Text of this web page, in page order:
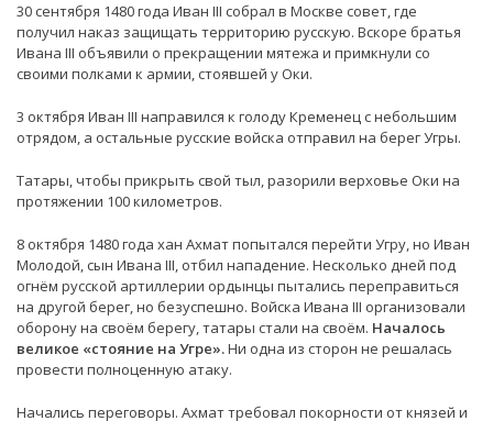
30 сентября 1480 года Иван III собрал в Москве совет, где
получил наказ защищать территорию русскую. Вскоре братья
Ивана III объявили о прекращении мятежа и примкнули со
своими полками к армии, стоявшей у Оки.
3 октября Иван III направился к голоду Кременец с небольшим
отрядом, а остальные русские войска отправил на берег Угры.
Татары, чтобы прикрыть свой тыл, разорили верховье Оки на
протяжении 100 километров.
8 октября 1480 года хан Ахмат попытался перейти Угру, но Иван
Молодой, сын Ивана III, отбил нападение. Несколько дней под
огнём русской артиллерии ордынцы пытались переправиться
на другой берег, но безуспешно. Войска Ивана III организовали
оборону на своём берегу, татары стали на своём. Началось
великое «стояние на Угре».Ни одна из сторон не решалась
провести полноценную атаку.
Начались переговоры. Ахмат требовал покорности от князей и